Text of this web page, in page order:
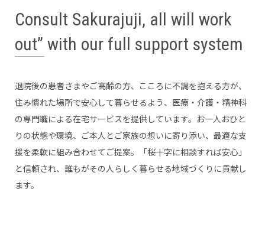
Consult Sakurajuji, all will work
out” with our full support system
退院後の患者さまやご高齢の方、こころに不調を抱える方が、
住み慣れた場所で安心して暮らせるよう、医療・介護・精神科
の専門職による在宅サービスを提供しています。お一人おひと
りの状態や環境、ご本人とご家族の想いに寄り添い、最適な支
援を柔軟に組み合わせてご提案。「桜十字に相談すれば安心」
と信頼され、誰もがその人らしく暮らせる地域づくりに貢献し
ます。